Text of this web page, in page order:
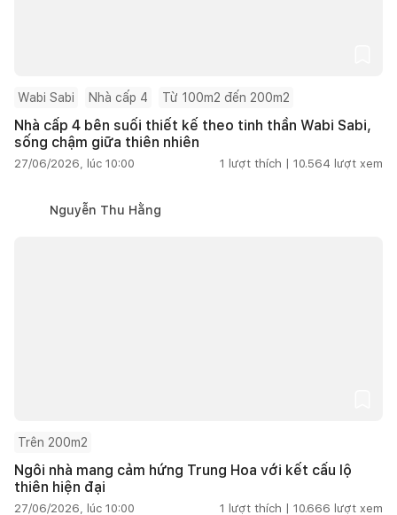
Wabi Sabi Nhà cấp 4 Từ 100m2 đến 200m2
Nhà cấp 4 bên suối thiết kế theo tinh thần Wabi Sabi,
sống chậm giữa thiên nhiên
27/06/2026, lúc 10:00 1 lượt thích | 10.564 lượt xem
Nguyễn Thu Hằng
Trên 200m2
Ngôi nhà mang cảm hứng Trung Hoa với kết cấu lộ
thiên hiện đại
27/06/2026, lúc 10:00 1 lượt thích | 10.666 lượt xem